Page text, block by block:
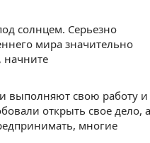
солнцем. Серьезно
мира значительно
начните
выполняют свою работу и
открыть свое дело, а
многие